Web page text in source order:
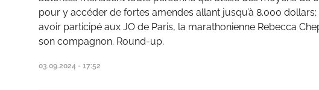
pour y accéder de fortes amendes allant jusqu’à 8.000
avoir participé aux JO de Paris, la marathonienne Rebecca
son compagnon. Round-up.
03.09.2024 - 17:52